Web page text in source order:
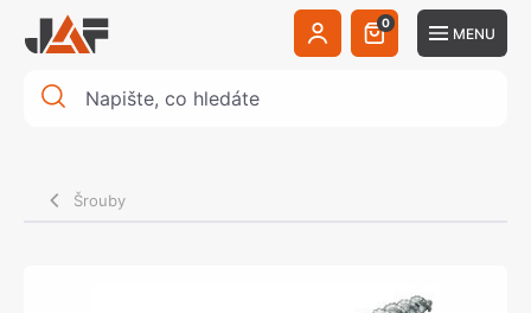
0
MENU
Šrouby